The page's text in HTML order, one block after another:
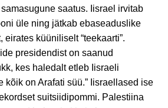
saatus. Iisrael irvitab
üle ning jätkab ebaseaduslike
eirates küüniliselt “teekaarti”.
presidendist on saanud
kes haledalt etleb Iisraeli
kõik on Arafati süü.” Iisraellased ise
suitsiidipommi. Palestiina